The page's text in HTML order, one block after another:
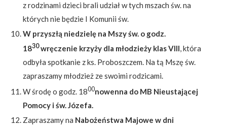
z rodzinami dzieci brali udział w tych mszach św. na
których nie będzie I Komunii św.
W przyszłą niedzielę na Mszy św. o godz.
1830wręczenie krzyży dla młodzieży klas VIII, która
odbyła spotkanie z ks. Proboszczem. Na tą Mszę św.
zapraszamy młodzież ze swoimi rodzicami.
W środę o godz. 1800nowenna do MB Nieustającej
Pomocy i św. Józefa.
Zapraszamy na Nabożeństwa Majowe w dni